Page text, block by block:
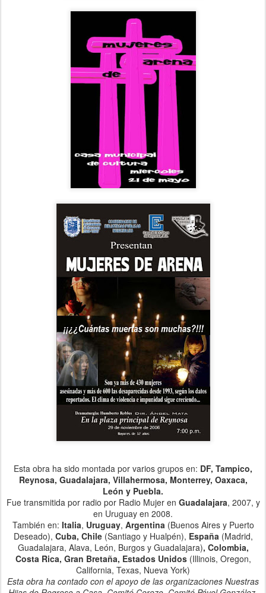
Esta obra ha sido montada por varios grupos en: DF, Tampico,
Reynosa, Guadalajara, Villahermosa, Monterrey, Oaxaca,
León y Puebla.
Fue transmitida por radio por Radio Mujer en Guadalajara, 2007, y
en Uruguay en 2008.
También en: Italia, Uruguay, Argentina (Buenos Aires y Puerto
Deseado), Cuba, Chile (Santiago y Hualpén), España (Madrid,
Guadalajara, Alava, León, Burgos y Guadalajara), Colombia,
Costa Rica, Gran Bretaña, Estados Unidos (Illinois, Oregon,
California, Texas, Nueva York)
Esta obra ha contado con el apoyo de las organizaciones Nuestras